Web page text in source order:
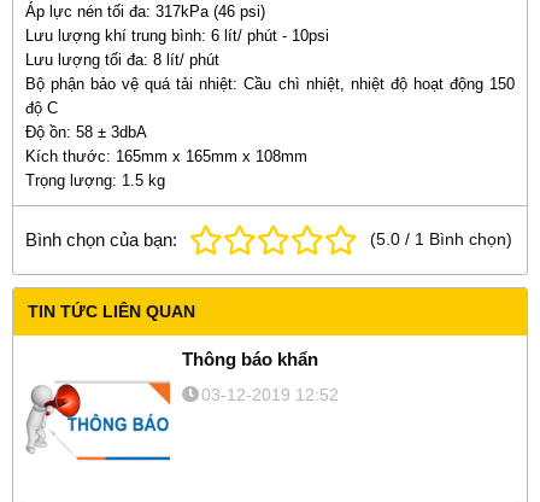
Áp lực nén tối đa: 317kPa (46 psi)
Lưu lượng khí trung bình: 6 lít/ phút - 10psi
Lưu lượng tối đa: 8 lít/ phút
Bộ phận bảo vệ quá tải nhiệt: Cầu chì nhiệt, nhiệt độ hoạt động 150
độ C
Độ ồn: 58 ± 3dbA
Kích thước: 165mm x 165mm x 108mm
Trọng lượng: 1.5 kg
Bình chọn của bạn: (5.0 / 1 Bình chọn)
TIN TỨC LIÊN QUAN
Thông báo khẩn
03-12-2019 12:52